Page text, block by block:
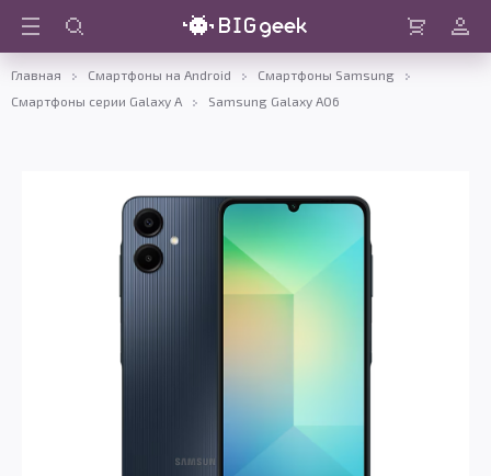
Войти
Главная Смартфоны на Android
Смартфоны Samsung
Смартфоны серии Galaxy A
Samsung Galaxy A06